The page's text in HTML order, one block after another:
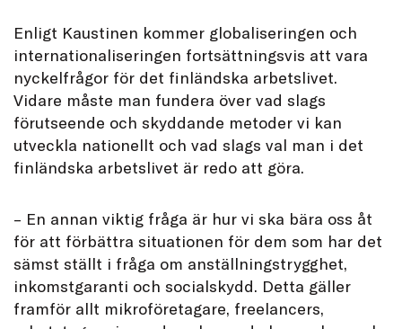
Enligt Kaustinen kommer globaliseringen och
internationaliseringen fortsättningsvis att vara
nyckelfrågor för det finländska arbetslivet.
Vidare måste man fundera över vad slags
förutseende och skyddande metoder vi kan
utveckla nationellt och vad slags val man i det
finländska arbetslivet är redo att göra.
– En annan viktig fråga är hur vi ska bära oss åt
för att förbättra situationen för dem som har det
sämst ställt i fråga om anställningstrygghet,
inkomstgaranti och socialskydd. Detta gäller
framför allt mikroföretagare, freelancers,